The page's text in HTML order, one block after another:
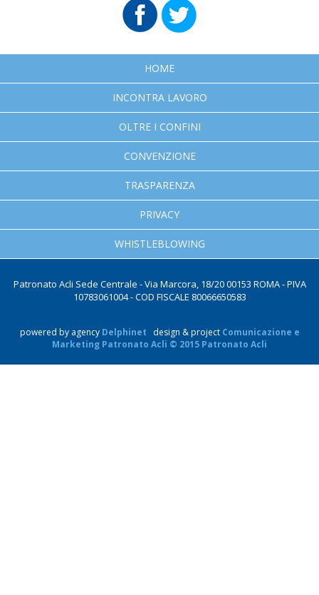
HOME
INCONTRA LAVORO
OLTRE I CONFINI
CONVENZIONE
TRASPARENZA
PRIVACY
WHISTLEBLOWING
Patronato Acli Sede Centrale - Via Marcora, 18/20 00153 ROMA - PIVA
10783061004 - COD FISCALE 80066650583
powered by agency Delphinet design & project Comunicazione e
Marketing Patronato Acli © 2015 Patronato Acli